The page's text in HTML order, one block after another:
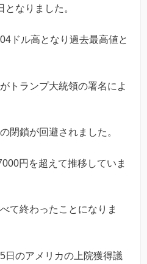
なりました。
ドル高となり過去最高値と
トランプ大統領の署名によ
閉鎖が回避されました。
円を超えて推移していま
て終わったことになりま
日のアメリカの上院獲得議